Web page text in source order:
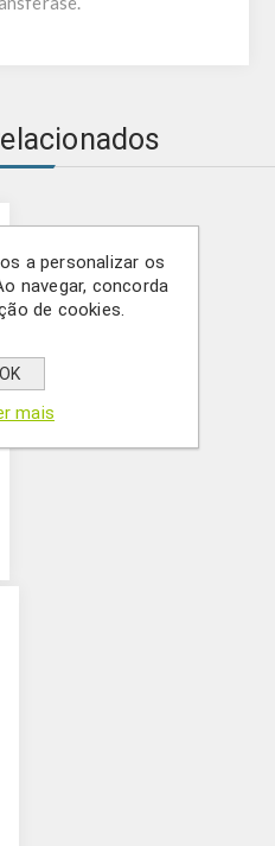
a personalizar os
navegar, concorda
de cookies.
OK
mais